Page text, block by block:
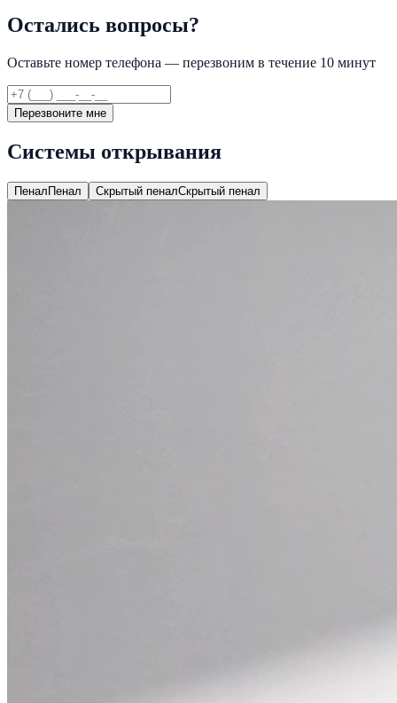
Остались вопросы?
Оставьте номер телефона — перезвоним в течение 10 минут
Перезвоните мне
Системы открывания
Пенал Пенал Скрытый пеналСкрытый пенал